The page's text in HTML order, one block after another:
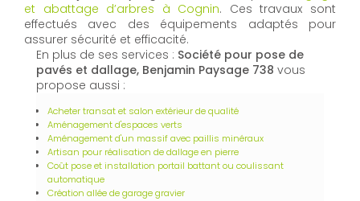
et abattage d’arbres à Cognin. Ces travaux sont
effectués avec des équipements adaptés pour
assurer sécurité et efficacité.
En plus de ses services : Société pour pose de
pavés et dallage, Benjamin Paysage 738 vous
propose aussi :
Acheter transat et salon extérieur de qualité
Aménagement d'espaces verts
Aménagement d'un massif avec paillis minéraux
Artisan pour réalisation de dallage en pierre
Coût pose et installation portail battant ou coulissant
automatique
Création allée de garage gravier